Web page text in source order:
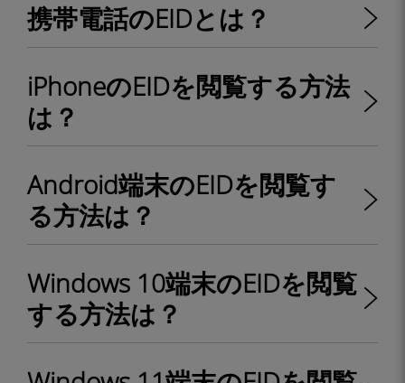
携帯電話のEIDとは？
iPhoneのEIDを閲覧する方法
は？
Android端末のEIDを閲覧す
る方法は？
Windows 10端末のEIDを閲覧
する方法は？